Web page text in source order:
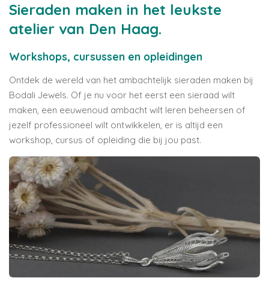
Sieraden maken in het leukste
atelier van Den Haag.
Workshops, cursussen en opleidingen
Ontdek de wereld van het ambachtelijk sieraden maken bij
Bodali Jewels. Of je nu voor het eerst een sieraad wilt
maken, een eeuwenoud ambacht wilt leren beheersen of
jezelf professioneel wilt ontwikkelen, er is altijd een
workshop, cursus of opleiding die bij jou past.